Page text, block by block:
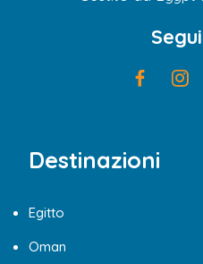
Destinazioni
Egitto
Oman